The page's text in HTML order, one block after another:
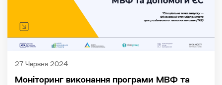
27 Червня 2024
Моніторинг виконання програми МВФ та